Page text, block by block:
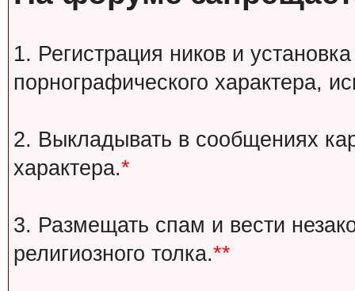
1. Регистрация ников и
порнографического характера,
2. Выкладывать в сообщениях
характера.*
3. Размещать спам и вести
религиозного толка.**